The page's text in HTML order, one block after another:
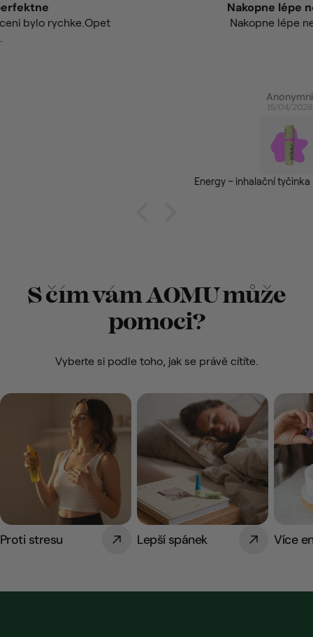
Nakopne lépe než káva.
Energy – inhalační tyčinka pro více energie
S čím vám AOMU může
pomoci?
Vyberte si podle toho, jak se právě cítíte.
Proti stresu Lepší spánek Více